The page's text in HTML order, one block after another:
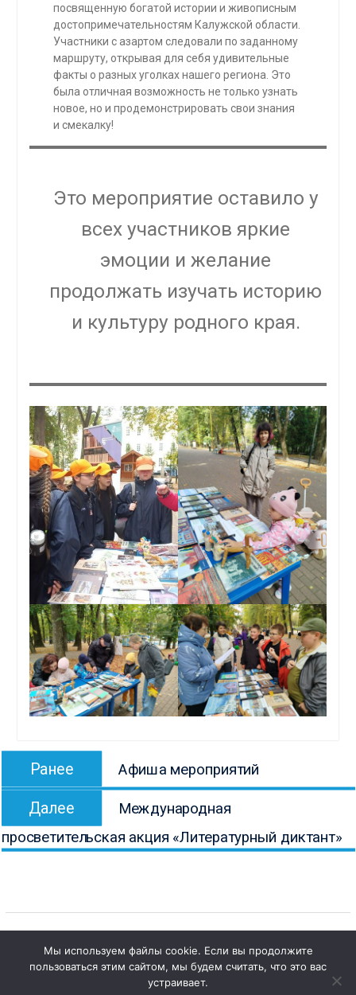
посвященную богатой истории и живописным
достопримечательностям Калужской области.
Участники с азартом следовали по заданному
маршруту, открывая для себя удивительные
факты о разных уголках нашего региона. Это
была отличная возможность не только узнать
новое, но и продемонстрировать свои знания
и смекалку!
Это мероприятие оставило у
всех участников яркие
эмоции и желание
продолжать изучать историю
и культуру родного края.
Навигация
записям
Ранее Предыдущая
запись:
Афиша мероприятий
Далее
запись:
Международная
просветительская акция «Литературный диктант»
Copyright © Все права защищены.
Мы используем файлы cookie. Если вы продолжите
пользоваться этим сайтом, мы будем считать, что это вас
устраивает.
1
Чат с